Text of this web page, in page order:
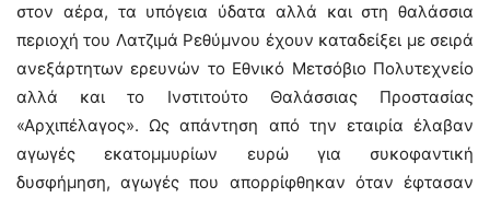
στον αέρα, τα υπόγεια ύδατα αλλά και στη θαλάσσια
περιοχή του Λατζιμά Ρεθύμνου έχουν καταδείξει με σειρά
ανεξάρτητων ερευνών το Εθνικό Μετσόβιο Πολυτεχνείο
αλλά και το Ινστιτούτο Θαλάσσιας Προστασίας
«Αρχιπέλαγος». Ως απάντηση από την εταιρία έλαβαν
αγωγές εκατομμυρίων ευρώ για συκοφαντική
δυσφήμηση, αγωγές που απορρίφθηκαν όταν έφτασαν